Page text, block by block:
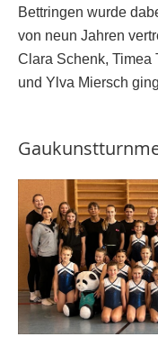
Bettringen wurde
von neun Jahren
Clara Schenk, Timea
und Ylva Miersch